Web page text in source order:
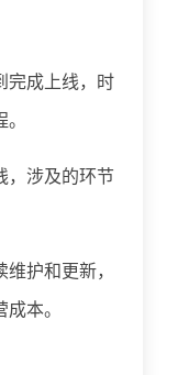
完成上线，时
，涉及的环节
护和更新，
本。